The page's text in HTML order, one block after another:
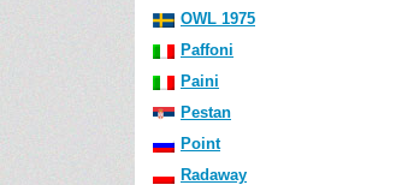
OWL 1975
Paffoni
Paini
Pestan
Point
Radaway